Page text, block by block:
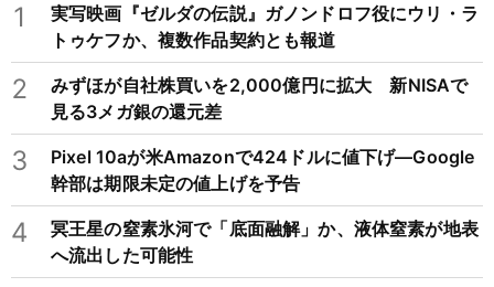
1
実写映画『ゼルダの伝説』ガノンドロフ役にウリ・ラ
トゥケフか、複数作品契約とも報道
2
みずほが自社株買いを2,000億円に拡大 新NISAで
見る3メガ銀の還元差
3
Pixel 10aが米Amazonで424ドルに値下げ―Google
幹部は期限未定の値上げを予告
4
冥王星の窒素氷河で「底面融解」か、液体窒素が地表
へ流出した可能性